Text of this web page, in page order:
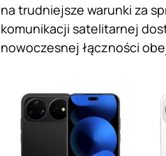
na trudniejsze warunki za
komunikacji satelitarnej
nowoczesnej łączności